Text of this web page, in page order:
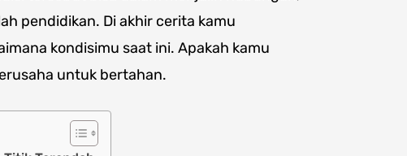
pendidikan. Di akhir cerita kamu
kondisimu saat ini. Apakah kamu
untuk bertahan.